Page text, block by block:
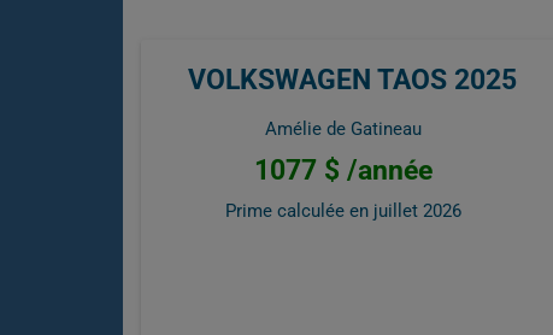
VOLKSWAGEN TAOS 2025
Amélie de Gatineau
1077 $ /année
Prime calculée en juillet 2026